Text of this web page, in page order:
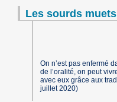
Les sourds
On n’est pas enfermé
de l’oralité, on peut
avec eux grâce aux
juillet 2020)